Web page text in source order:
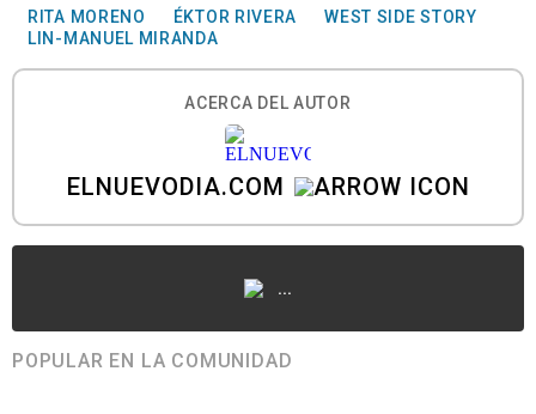
RITA MORENO ÉKTOR RIVERA
WEST SIDE STORY
LIN-MANUEL MIRANDA
ACERCA DEL AUTOR
ELNUEVODIA.COM
...
POPULAR EN LA COMUNIDAD